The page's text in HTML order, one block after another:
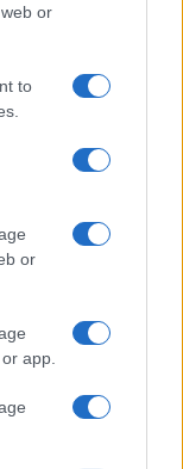
or
to
or
app.
coches